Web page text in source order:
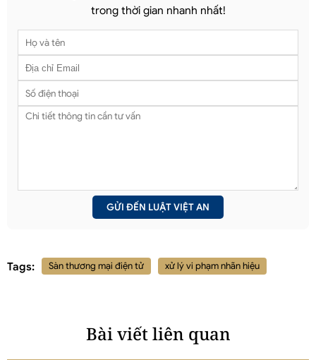
trong thời gian nhanh nhất!
Tags: Sàn thương mại điện tử xử lý vi phạm nhãn hiệu
Bài viết liên quan